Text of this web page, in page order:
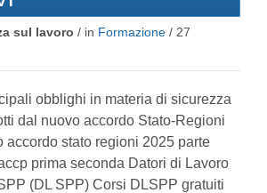
sul lavoro / in Formazione / 27
obblighi in materia di sicurezza
dal nuovo accordo Stato-Regioni
accordo stato regioni 2025 parte
prima seconda Datori di Lavoro
(DL SPP) Corsi DLSPP gratuiti